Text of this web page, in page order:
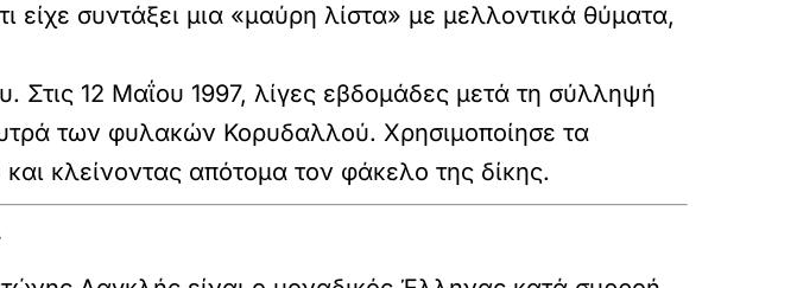
είχε συντάξει μια «μαύρη λίστα» με μελλοντικά θύματα,
Στις 12 Μαΐου 1997, λίγες εβδομάδες μετά τη σύλληψή
των φυλακών Κορυδαλλού. Χρησιμοποίησε τα
κλείνοντας απότομα τον φάκελο της δίκης.